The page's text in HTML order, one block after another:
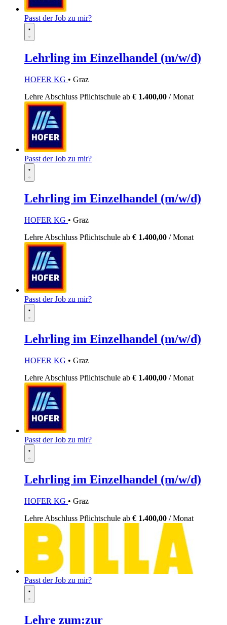
Passt der Job zu mir?
Lehrling im Einzelhandel (m/w/d)
HOFER KG • Graz
Lehre Abschluss Pflichtschule ab € 1.400,00 / Monat
Passt der Job zu mir?
Lehrling im Einzelhandel (m/w/d)
HOFER KG • Graz
Lehre Abschluss Pflichtschule ab € 1.400,00 / Monat
Passt der Job zu mir?
Lehrling im Einzelhandel (m/w/d)
HOFER KG • Graz
Lehre Abschluss Pflichtschule ab € 1.400,00 / Monat
Passt der Job zu mir?
Lehrling im Einzelhandel (m/w/d)
HOFER KG • Graz
Lehre Abschluss Pflichtschule ab € 1.400,00 / Monat
Passt der Job zu mir?
Lehre zum:zur